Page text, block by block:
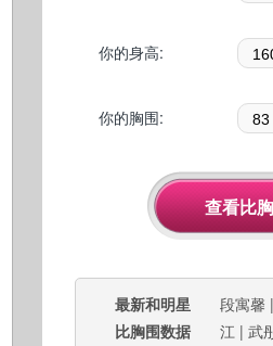
你的身高:
你的胸围:
最新和明星
比胸围数据
段寓馨
江 | 武